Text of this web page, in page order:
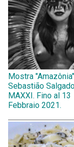
Mostra "Amazônia"
Sebastião
MAXXI. Fino al 13
Febbraio 2021.